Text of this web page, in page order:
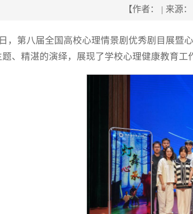
【作者： | 来源
，第八届全国高校心理情景剧优秀剧目展暨
、精湛的演绎，展现了学校心理健康教育工